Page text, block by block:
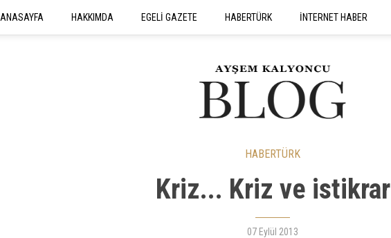
ANASAYFA HAKKIMDA EGELİ GAZETE HABERTÜRK İNTERNET HABER
SEYAHATNAME
HABERTÜRK
Kriz... Kriz ve istikrar
07 Eylül 2013